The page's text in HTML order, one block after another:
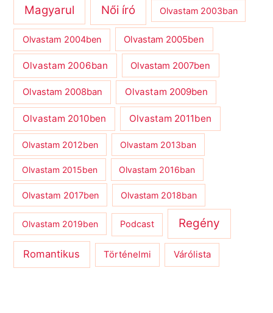
Magyarul Női író Olvastam 2003ban
Olvastam 2004ben Olvastam 2005ben
Olvastam 2006ban Olvastam 2007ben
Olvastam 2008ban Olvastam 2009ben
Olvastam 2010ben Olvastam 2011ben
Olvastam 2012ben Olvastam 2013ban
Olvastam 2015ben Olvastam 2016ban
Olvastam 2017ben Olvastam 2018ban
Olvastam 2019ben Podcast Regény
Romantikus Történelmi Várólista